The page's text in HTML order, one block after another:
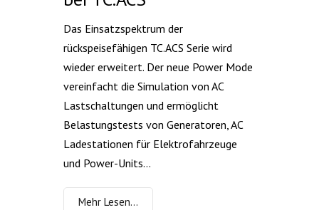
Das Einsatzspektrum der
rückspeisefähigen TC.ACS Serie wird
wieder erweitert. Der neue Power Mode
vereinfacht die Simulation von AC
Lastschaltungen und ermöglicht
Belastungstests von Generatoren, AC
Ladestationen für Elektrofahrzeuge
und Power-Units...
Mehr Lesen…